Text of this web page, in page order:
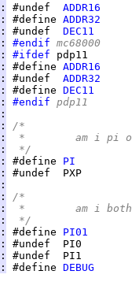
: #undef ADDR16
: #define ADDR32
: #undef DEC11
: #endif mc68000
: #ifdef
: #define ADDR16
: #undef ADDR32
: #define DEC11
: #endif pdp11
:
:
/*
:
*	am i pi
:
*/
: #define PI
:
:
:
/*
:
*	am i
:
*/
: #define PI01
:
:
: #define DEBUG